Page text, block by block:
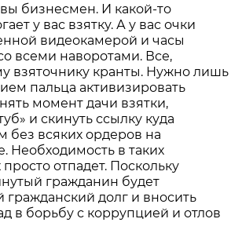
бизнесмен. И какой-то
у вас взятку. А у вас очки
видеокамерой и часы
всеми наворотами. Все,
взяточнику кранты. Нужно лишь
пальца активизировать
момент дачи взятки,
и скинуть ссылку куда
без всяких ордеров на
Необходимость в таких
отпадет. Поскольку
гражданин будет
гражданский долг и вносить
в борьбу с коррупцией и отлов